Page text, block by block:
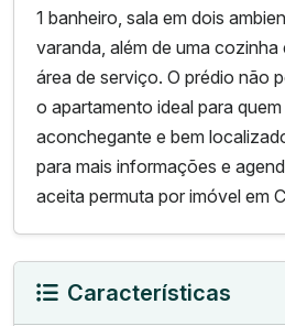
1 banheiro, sala em dois
varanda, além de uma
área de serviço. O prédio não
o apartamento ideal para
aconchegante e bem
para mais informações e
aceita permuta por imóvel em
Características